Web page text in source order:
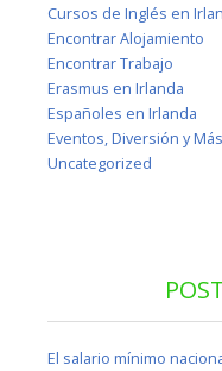
Cursos de Inglés en
Encontrar Alojamiento
Encontrar Trabajo
Erasmus en Irlanda
Españoles en Irlanda
Eventos, Diversión y Más
Uncategorized
El salario mínimo